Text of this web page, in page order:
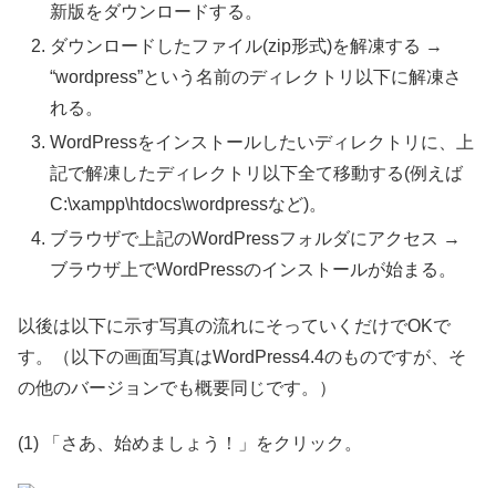
新版をダウンロードする。
ダウンロードしたファイル(zip形式)を解凍する →
“wordpress”という名前のディレクトリ以下に解凍さ
れる。
WordPressをインストールしたいディレクトリに、上
記で解凍したディレクトリ以下全て移動する(例えば
C:\xampp\htdocs\wordpressなど)。
ブラウザで上記のWordPressフォルダにアクセス →
ブラウザ上でWordPressのインストールが始まる。
以後は以下に示す写真の流れにそっていくだけでOKで
す。（以下の画面写真はWordPress4.4のものですが、そ
の他のバージョンでも概要同じです。）
(1) 「さあ、始めましょう！」をクリック。